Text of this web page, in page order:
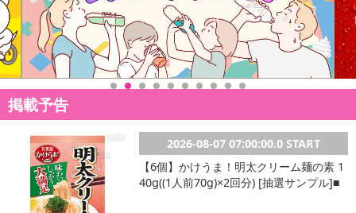
掲載予告
2026-08-07 07:00:00.0 START
【6個】かけうま！明太クリーム麺の素 1
40g((1人前70g)×2回分) [抽選サンプル]■